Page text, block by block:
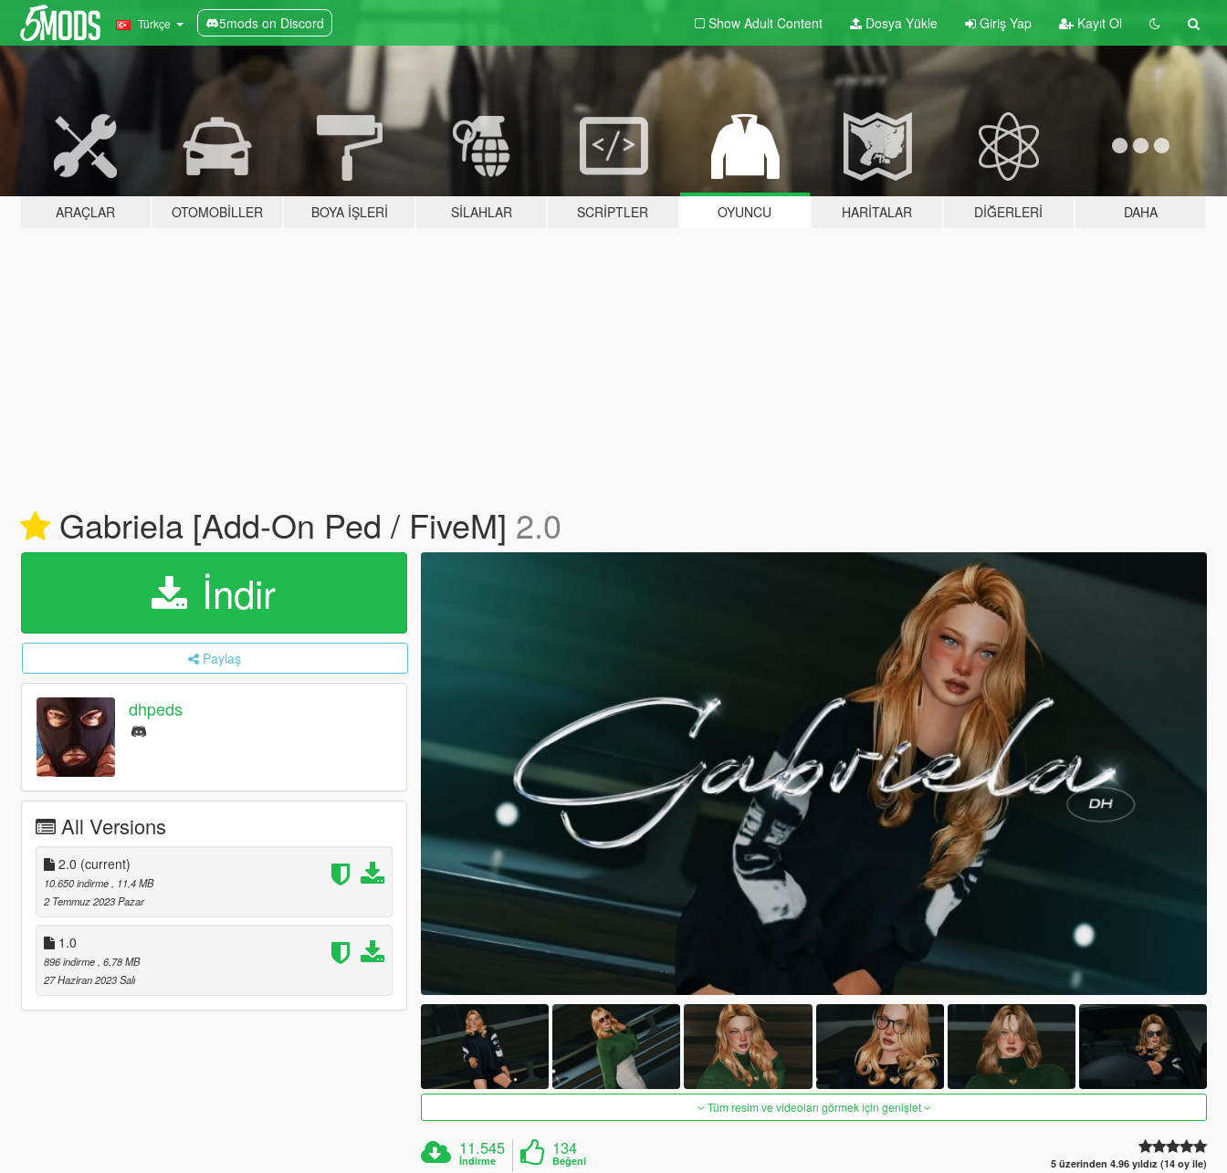
Türkçe 5mods on Discord Show Adult Content Dosya Yükle Giriş Yap Kayıt Ol
ARAÇLAR OTOMOBILLER BOYA İŞLERI SILAHLAR SCRIPTLER OYUNCU HARITALAR DIĞERLERI DAHA
Gabriela [Add-On Ped / FiveM] 2.0
İndir
Paylaş
dhpeds
All Versions
2.0 (current)
10.650 indirme
, 11,4 MB
2 Temmuz 2023 Pazar
1.0
896 indirme , 6,78 MB
27 Haziran 2023 Salı
Tüm resim ve videoları görmek için genişlet
11.545
İndirme
134
Beğeni 5 üzerinden 4.96 yıldız (14 oy ile)